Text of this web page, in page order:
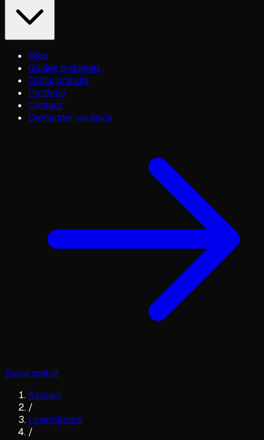
Blog
Guides pratiques
Outils gratuits
Portfolio
Contact
Demander un devis
Devis gratuit
Accueil
/
Luxembourg
/